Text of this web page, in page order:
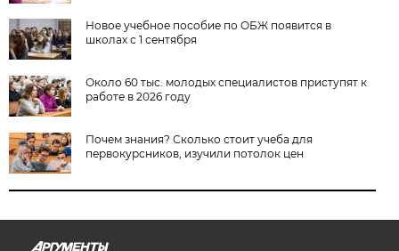
Новое учебное пособие по ОБЖ появится в
школах с 1 сентября
Около 60 тыс. молодых специалистов приступят к
работе в 2026 году
Почем знания? Сколько стоит учеба для
первокурсников, изучили потолок цен